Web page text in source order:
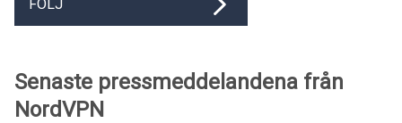
FÖLJ
Senaste pressmeddelandena från
NordVPN